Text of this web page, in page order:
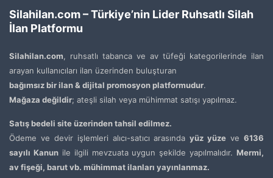
Silahilan.com – Türkiye’nin Lider Ruhsatlı Silah
İlan Platformu
Silahilan.com, ruhsatlı tabanca ve av tüfeği kategorilerinde ilan
arayan kullanıcıları ilan üzerinden buluşturan
bağımsız bir ilan & dijital promosyon platformudur.
Mağaza değildir; ateşli silah veya mühimmat satışı yapılmaz.
Satış bedeli site üzerinden tahsil edilmez.
Ödeme ve devir işlemleri alıcı-satıcı arasındayüz yüze ve6136
sayılı Kanunile ilgili mevzuata uygun şekilde yapılmalıdır. Mermi,
av fişeği, barut vb. mühimmat ilanları yayınlanmaz.